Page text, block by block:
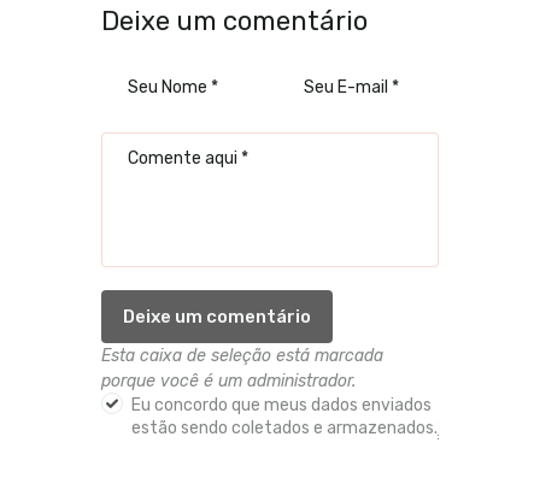
Deixe um comentário
Esta caixa de seleção está marcada
porque você é um administrador.
Eu concordo que meus dados enviados
estão sendo coletados e armazenados.